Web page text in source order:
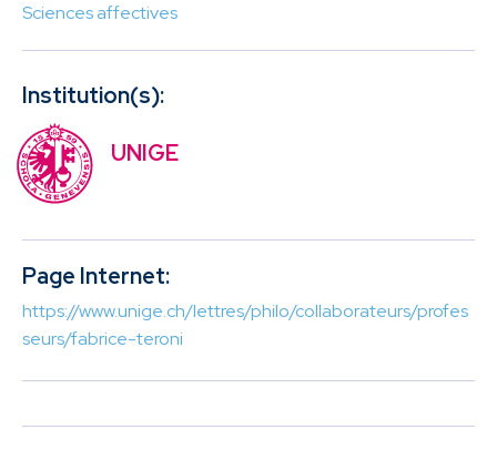
Sciences affectives
Institution(s):
UNIGE
Page Internet:
https://www.unige.ch/lettres/philo/collaborateurs/profes
seurs/fabrice-teroni